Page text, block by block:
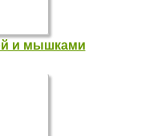
и мышками